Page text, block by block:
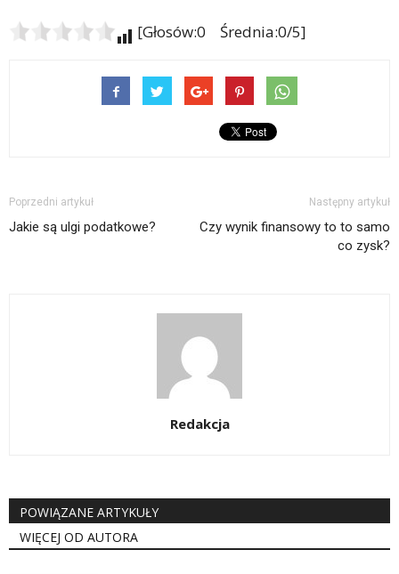
[Głosów:0 Średnia:0/5]
Poprzedni artykuł
Jakie są ulgi podatkowe?
Następny artykuł
Czy wynik finansowy to to samo
co zysk?
Redakcja
POWIĄZANE ARTYKUŁY
WIĘCEJ OD AUTORA